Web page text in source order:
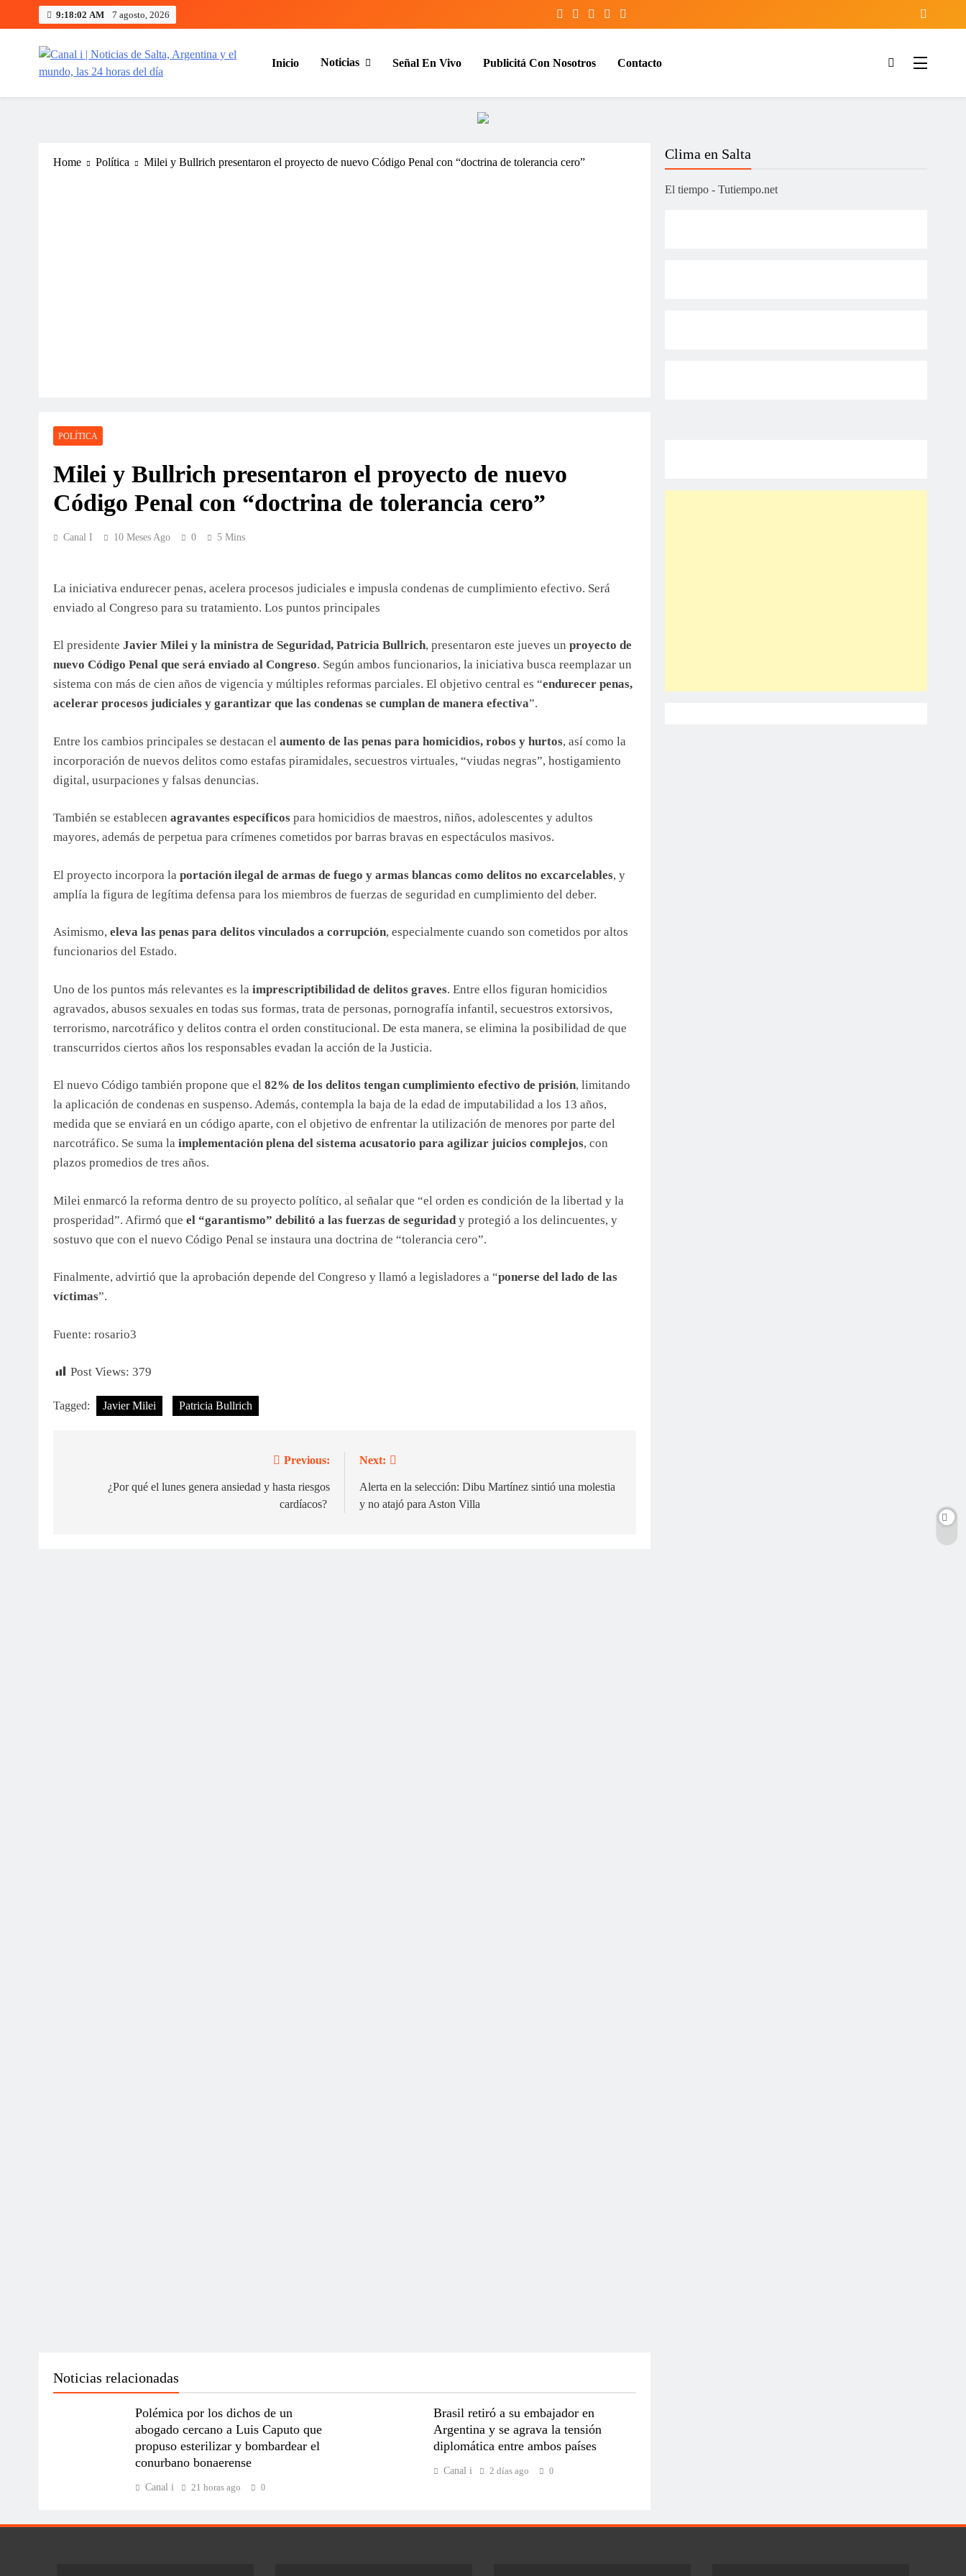
9:18:03 AM 7 agosto, 2026
Canal i | Noticias de Salta, Argentina y el mundo, las 24 horas del día
Inicio Noticias Señal En Vivo Publicitá Con Nosotros Contacto
Home Política Milei y Bullrich presentaron el proyecto de nuevo Código Penal con “doctrina de tolerancia cero”
POLÍTICA
Milei y Bullrich presentaron el proyecto de nuevo
Código Penal con “doctrina de tolerancia cero”
Canal I 10 Meses Ago 0 5 Mins
La iniciativa endurecer penas, acelera procesos judiciales e impusla condenas de cumplimiento efectivo. Será
enviado al Congreso para su tratamiento. Los puntos principales
El presidente Javier Milei y la ministra de Seguridad, Patricia Bullrich, presentaron este jueves un proyecto de
nuevo Código Penal que será enviado al Congreso. Según ambos funcionarios, la iniciativa busca reemplazar un
sistema con más de cien años de vigencia y múltiples reformas parciales. El objetivo central es “endurecer penas,
acelerar procesos judiciales y garantizar que las condenas se cumplan de manera efectiva”.
Entre los cambios principales se destacan el aumento de las penas para homicidios, robos y hurtos, así como la
incorporación de nuevos delitos como estafas piramidales, secuestros virtuales, “viudas negras”, hostigamiento
digital, usurpaciones y falsas denuncias.
También se establecen agravantes específicos para homicidios de maestros, niños, adolescentes y adultos
mayores, además de perpetua para crímenes cometidos por barras bravas en espectáculos masivos.
El proyecto incorpora la portación ilegal de armas de fuego y armas blancas como delitos no excarcelables, y
amplía la figura de legítima defensa para los miembros de fuerzas de seguridad en cumplimiento del deber.
Asimismo, eleva las penas para delitos vinculados a corrupción, especialmente cuando son cometidos por altos
funcionarios del Estado.
Uno de los puntos más relevantes es la imprescriptibilidad de delitos graves. Entre ellos figuran homicidios
agravados, abusos sexuales en todas sus formas, trata de personas, pornografía infantil, secuestros extorsivos,
terrorismo, narcotráfico y delitos contra el orden constitucional. De esta manera, se elimina la posibilidad de que
transcurridos ciertos años los responsables evadan la acción de la Justicia.
El nuevo Código también propone que el 82% de los delitos tengan cumplimiento efectivo de prisión, limitando
la aplicación de condenas en suspenso. Además, contempla la baja de la edad de imputabilidad a los 13 años,
medida que se enviará en un código aparte, con el objetivo de enfrentar la utilización de menores por parte del
narcotráfico. Se suma la implementación plena del sistema acusatorio para agilizar juicios complejos, con
plazos promedios de tres años.
Milei enmarcó la reforma dentro de su proyecto político, al señalar que “el orden es condición de la libertad y la
prosperidad”. Afirmó que el “garantismo” debilitó a las fuerzas de seguridad y protegió a los delincuentes, y
sostuvo que con el nuevo Código Penal se instaura una doctrina de “tolerancia cero”.
Finalmente, advirtió que la aprobación depende del Congreso y llamó a legisladores a “ponerse del lado de las
víctimas”.
Fuente: rosario3
Post Views: 379
Tagged: Javier Milei Patricia Bullrich
Previous:
¿Por qué el lunes genera ansiedad y hasta riesgos
cardíacos?
Next:
Alerta en la selección: Dibu Martínez sintió una molestia
y no atajó para Aston Villa
Noticias relacionadas
Polémica por los dichos de un
abogado cercano a Luis Caputo que
propuso esterilizar y bombardear el
conurbano bonaerense
Canal i 21 horas ago 0
Brasil retiró a su embajador en
Argentina y se agrava la tensión
diplomática entre ambos países
Canal i 2 días ago 0
Clima en Salta
El tiempo - Tutiempo.net